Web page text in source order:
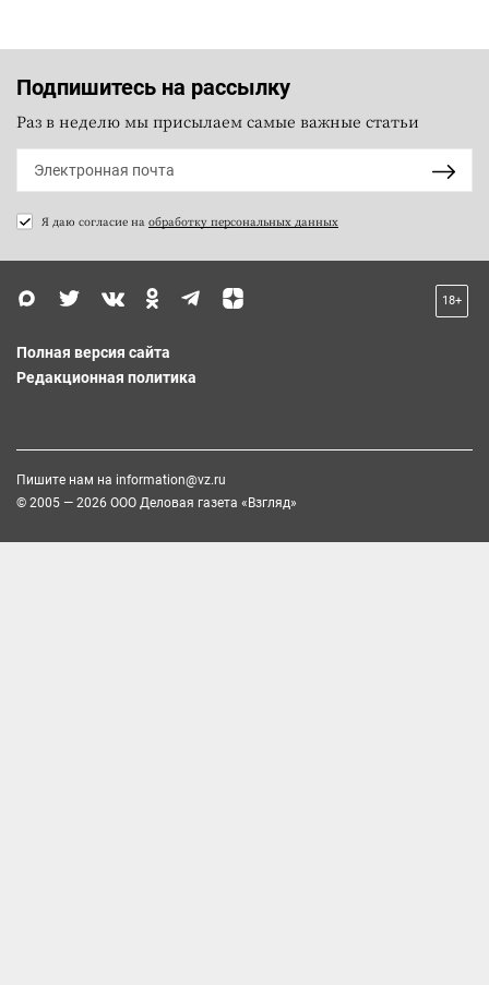
Подпишитесь на рассылку
Раз в неделю мы присылаем самые важные статьи
Я даю согласие на обработку персональных данных
18+
Полная версия сайта
Редакционная политика
Пишите нам на information@vz.ru
© 2005 — 2026 ООО Деловая газета «Взгляд»